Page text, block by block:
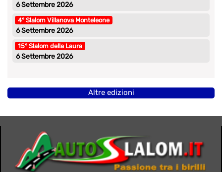
6 Settembre 2026
4° Slalom Villanova Monteleone
6 Settembre 2026
15° Slalom della Laura
6 Settembre 2026
Altre edizioni